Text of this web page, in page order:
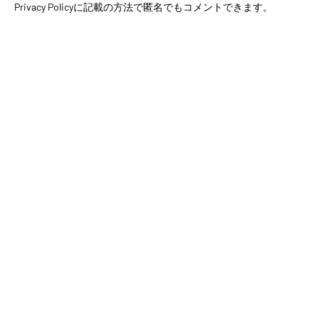
Privacy Policyに記載の方法で匿名でもコメントできます。